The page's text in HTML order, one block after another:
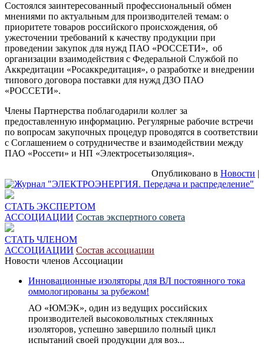
Состоялся заинтересованный профессиональный обмен
мнениями по актуальным для производителей темам: о
приоритете товаров российского происхождения, об
ужесточении требований к качеству продукции при
проведении закупок для нужд ПАО «РОССЕТИ», об
организации взаимодействия с Федеральной Службой по
Аккредитации «Росаккредитация», о разработке и внедрении
типового договора поставки для нужд ДЗО ПАО
«РОССЕТИ».
Члены Партнерства поблагодарили коллег за
предоставленную информацию. Регулярные рабочие встречи
по вопросам закупочных процедур проводятся в соответствии
с Соглашением о сотрудничестве и взаимодействии между
ПАО «Россети» и НП «Электросетьизоляция».
Опубликовано в Новости |
СТАТЬ ЭКСПЕРТОМ
АССОЦИАЦИИ Состав экспертного совета
СТАТЬ ЧЛЕНОМ
АССОЦИАЦИИ Состав ассоциации
Новости членов Ассоциации
Инновационные изоляторы для ВЛ постоянного тока
оммологированы за рубежом!
АО «ЮМЭК», один из ведущих российских
производителей высоковольтных стеклянных
изоляторов, успешно завершило полный цикл
испытаний своей продукции для воз...